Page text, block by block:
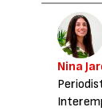
Nina